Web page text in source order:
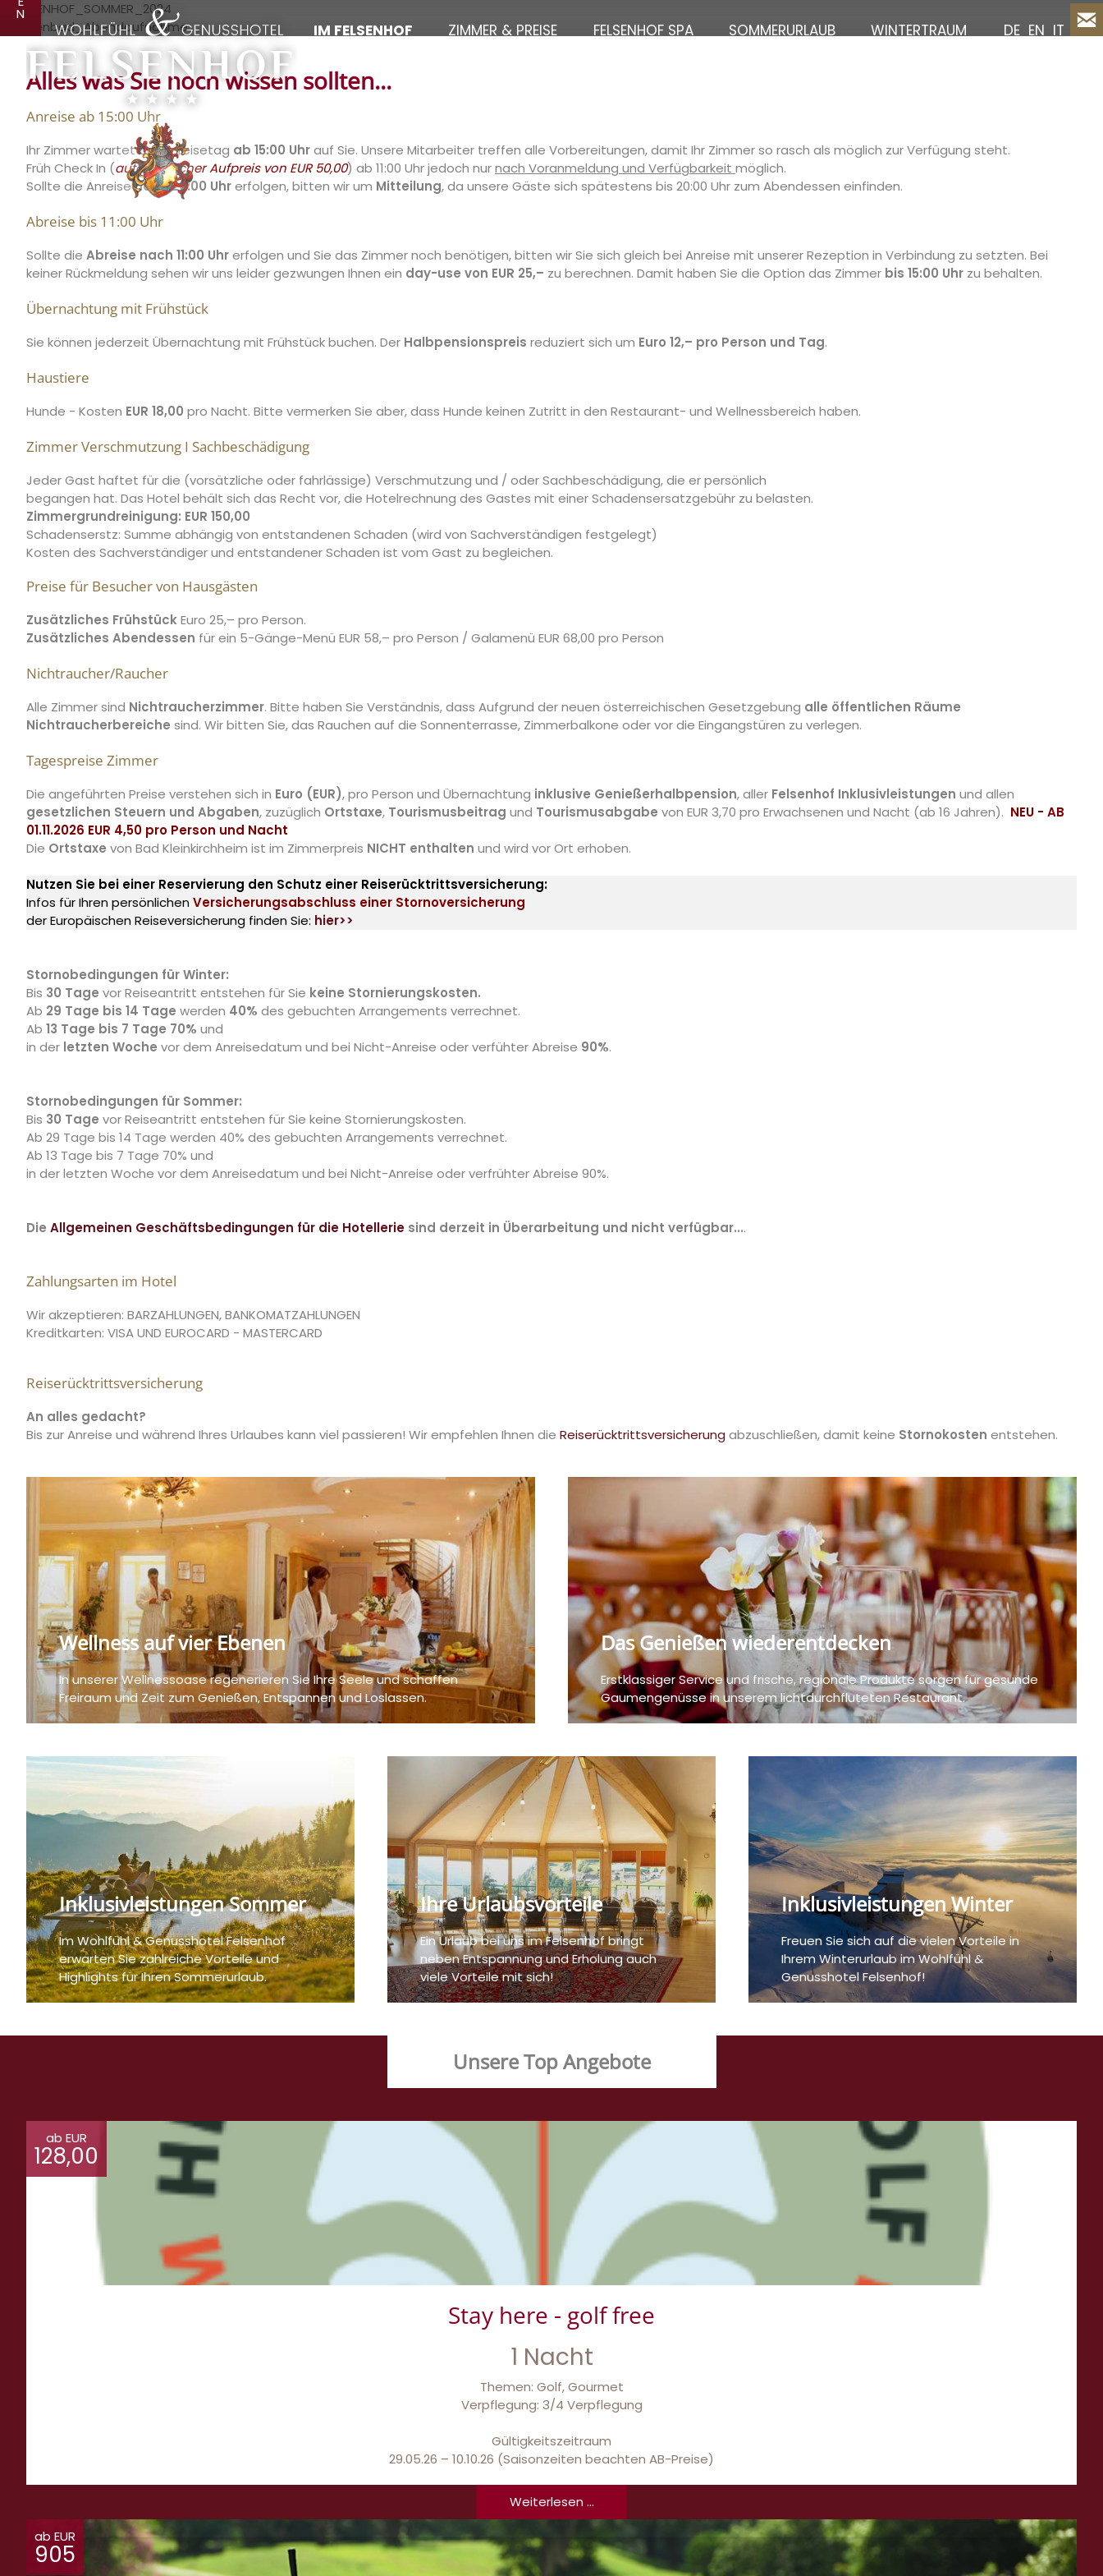
IM FELSENHOF ZIMMER & PREISE FELSENHOF SPA SOMMERURLAUB WINTERTRAUM DE EN IT
N
Alles was Sie noch wissen sollten...
Anreise ab 15:00 Uhr
Ihr Zimmer wartet am Anreisetag ab 15:00 Uhrauf Sie. Unsere Mitarbeiter treffen alle Vorbereitungen, damit Ihr Zimmer so rasch als möglich zur Verfügung steht.
Früh Check In (automatischer Aufpreis von EUR 50,00) ab 11:00 Uhr jedoch nurnach Voranmeldung und Verfügbarkeit möglich.
Sollte die Anreisenach 20:00 Uhrerfolgen, bitten wir um Mitteilung, da unsere Gäste sich spätestens bis 20:00 Uhr zum Abendessen einfinden.
Abreise bis 11:00 Uhr
Sollte die Abreise nach 11:00 Uhrerfolgen und Sie das Zimmer noch benötigen, bitten wir Sie sich gleich bei Anreise mit unserer Rezeption in Verbindung zu setzten. Bei
keiner Rückmeldung sehen wir uns leider gezwungen Ihnen ein day-use von EUR 25,– zu berechnen. Damit haben Sie die Option das Zimmer bis 15:00 Uhr zu behalten.
Übernachtung mit Frühstück
Sie können jederzeit Übernachtung mit Frühstück buchen. Der Halbpensionspreis reduziert sich um Euro 12,– pro Person und Tag.
Haustiere
Hunde - Kosten EUR 18,00 pro Nacht. Bitte vermerken Sie aber, dass Hunde keinen Zutritt in den Restaurant- und Wellnessbereich haben.
Zimmer Verschmutzung I Sachbeschädigung
Jeder Gast haftet für die (vorsätzliche oder fahrlässige) Verschmutzung und / oder Sachbeschädigung, die er persönlich
begangen hat. Das Hotel behält sich das Recht vor, die Hotelrechnung des Gastes mit einer Schadensersatzgebühr zu belasten.
Zimmergrundreinigung: EUR 150,00
Schadenserstz: Summe abhängig von entstandenen Schaden (wird von Sachverständigen festgelegt)
Kosten des Sachverständiger und entstandener Schaden ist vom Gast zu begleichen.
Preise für Besucher von Hausgästen
Zusätzliches FrühstückEuro 25,– pro Person.
Zusätzliches Abendessen für ein 5-Gänge-Menü EUR 58,– pro Person / Galamenü EUR 68,00 pro Person
Nichtraucher/Raucher
Alle Zimmer sind Nichtraucherzimmer. Bitte haben Sie Verständnis, dass Aufgrund der neuen österreichischen Gesetzgebung alle öffentlichen Räume
Nichtraucherbereiche sind. Wir bitten Sie, das Rauchen auf die Sonnenterrasse, Zimmerbalkone oder vor die Eingangstüren zu verlegen.
Tagespreise Zimmer
Die angeführten Preise verstehen sich in Euro (EUR), pro Person und Übernachtung inklusive Genießerhalbpension, aller Felsenhof Inklusivleistungen und allen
gesetzlichen Steuern und Abgaben, zuzüglich Ortstaxe, Tourismusbeitrag und Tourismusabgabe von EUR 3,70 pro Erwachsenen und Nacht (ab 16 Jahren). NEU - AB
01.11.2026 EUR 4,50 pro Person und Nacht
Die Ortstaxe von Bad Kleinkirchheim ist im Zimmerpreis NICHT enthalten und wird vor Ort erhoben.
Nutzen Sie bei einer Reservierung den Schutz einer Reiserücktrittsversicherung:
Infos für Ihren persönlichen Versicherungsabschluss einer Stornoversicherung
der Europäischen Reiseversicherung finden Sie: hier>>
Stornobedingungen für Winter:
Bis 30 Tage vor Reiseantritt entstehen für Sie keine Stornierungskosten.
Ab 29 Tage bis 14 Tage werden 40% des gebuchten Arrangements verrechnet.
Ab 13 Tage bis 7 Tage 70% und
in der letzten Woche vor dem Anreisedatum und bei Nicht-Anreise oder verfühter Abreise 90%.
Stornobedingungen für Sommer:
Bis 30 Tage vor Reiseantritt entstehen für Sie keine Stornierungskosten.
Ab 29 Tage bis 14 Tage werden 40% des gebuchten Arrangements verrechnet.
Ab 13 Tage bis 7 Tage 70% und
in der letzten Woche vor dem Anreisedatum und bei Nicht-Anreise oder verfrühter Abreise 90%.
Die Allgemeinen Geschäftsbedingungen für die Hotellerie sind derzeit in Überarbeitung und nicht verfügbar....
Zahlungsarten im Hotel
Wir akzeptieren: BARZAHLUNGEN, BANKOMATZAHLUNGEN
Kreditkarten: VISA UND EUROCARD - MASTERCARD
Reiserücktrittsversicherung
An alles gedacht?
Bis zur Anreise und während Ihres Urlaubes kann viel passieren! Wir empfehlen Ihnen die Reiserücktrittsversicherung abzuschließen, damit keine Stornokosten entstehen.
Wellness auf vier Ebenen
In unserer Wellnessoase regenerieren Sie Ihre Seele und schaffen
Freiraum und Zeit zum Genießen, Entspannen und Loslassen.
Das Genießen wiederentdecken
Erstklassiger Service und frische, regionale Produkte sorgen für gesunde
Gaumengenüsse in unserem lichtdurchfluteten Restaurant.
Inklusivleistungen Sommer
Im Wohlfühl & Genusshotel Felsenhof
erwarten Sie zahlreiche Vorteile und
Highlights für Ihren Sommerurlaub.
Ihre Urlaubsvorteile
Ein Urlaub bei uns im Felsenhof bringt
neben Entspannung und Erholung auch
viele Vorteile mit sich!
Inklusivleistungen Winter
Freuen Sie sich auf die vielen Vorteile in
Ihrem Winterurlaub im Wohlfühl &
Genusshotel Felsenhof!
Unsere Top Angebote
ab EUR
128,00
Stay here - golf free
1 Nacht
Themen: Golf, Gourmet
Verpflegung: 3/4 Verpflegung
Gültigkeitszeitraum
29.05.26 – 10.10.26 (Saisonzeiten beachten AB-Preise)
Weiterlesen ...
ab EUR
905